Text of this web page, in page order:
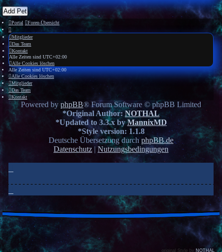
Add Pet
Portal Foren-Übersicht
Mitglieder
Das Team
Kontakt
Alle Zeiten sind UTC+02:00
Alle Cookies löschen
Alle Zeiten sindUTC+02:00
Alle Cookies löschen
Mitglieder
Das Team
Kontakt
Powered by phpBB® Forum Software © phpBB Limited
*Original Author: NOTHAL
*Updated to 3.3.x byMannixMD
*Style version: 1.1.8
Deutsche Übersetzung durchphpBB.de
Datenschutz | Nutzungsbedingungen
original Style by NOTHAL